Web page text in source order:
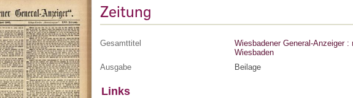
Zeitung
Gesamttitel
Wiesbadener General-Anzeiger
Wiesbaden
Ausgabe
Beilage
Links